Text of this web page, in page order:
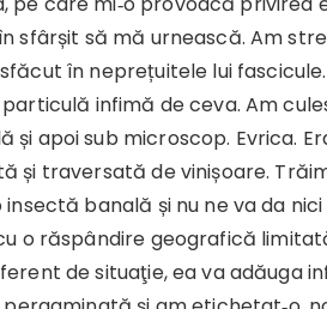
sfârșit să mă urnească. Am
în neprețuitele lui
infimă de ceva. Am
și apoi sub microscop. Evrica.
și traversată de vinișoare.
banală și nu ne va da
o răspândire geografică
de situaţie, ea va adăuga